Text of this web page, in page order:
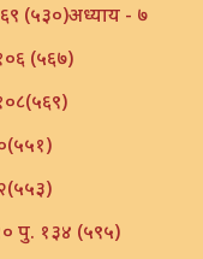
(५३०)अध्याय - ७
(५६७)
पु. १३४ (५९५)